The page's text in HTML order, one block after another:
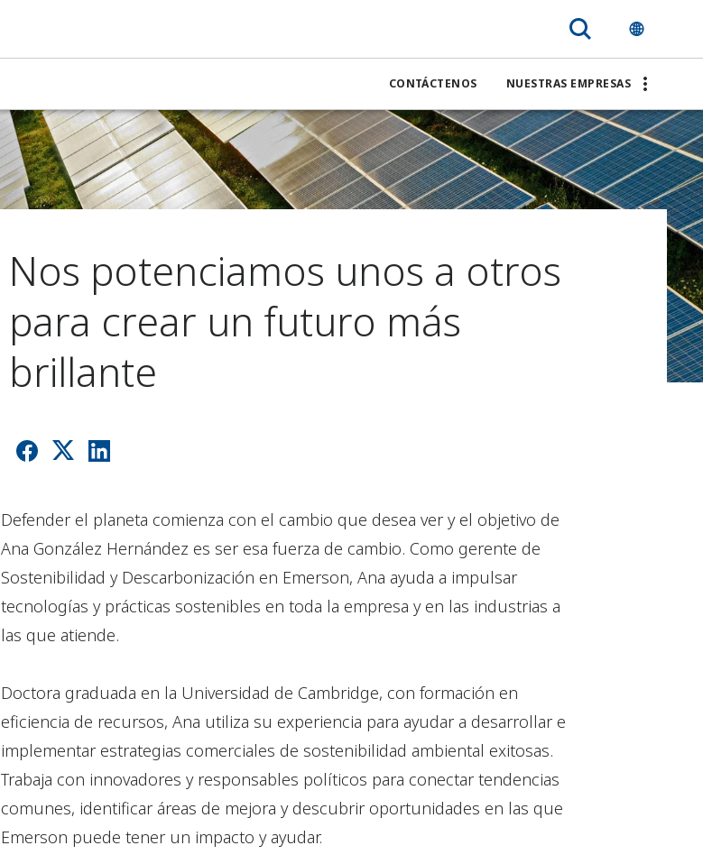
CONTÁCTENOS NUESTRAS EMPRESAS
Nos potenciamos unos a otros
para crear un futuro más
brillante
Defender el planeta comienza con el cambio que desea ver y el objetivo de
Ana González Hernández es ser esa fuerza de cambio. Como gerente de
Sostenibilidad y Descarbonización en Emerson, Ana ayuda a impulsar
tecnologías y prácticas sostenibles en toda la empresa y en las industrias a
las que atiende.
Doctora graduada en la Universidad de Cambridge, con formación en
eficiencia de recursos, Ana utiliza su experiencia para ayudar a desarrollar e
implementar estrategias comerciales de sostenibilidad ambiental exitosas.
Trabaja con innovadores y responsables políticos para conectar tendencias
comunes, identificar áreas de mejora y descubrir oportunidades en las que
Emerson puede tener un impacto y ayudar.